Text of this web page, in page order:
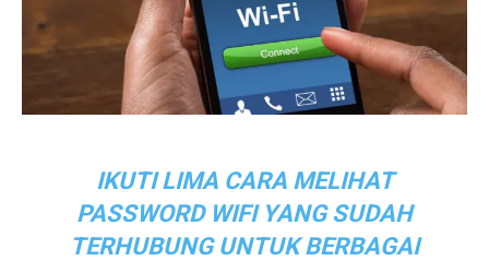
IKUTI LIMA CARA MELIHAT
PASSWORD WIFI YANG SUDAH
TERHUBUNG UNTUK BERBAGAI